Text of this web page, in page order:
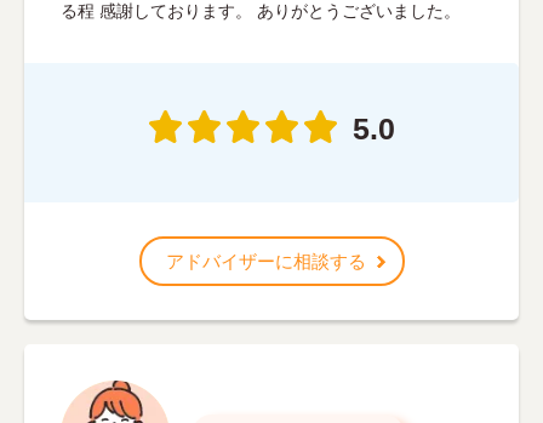
る程 感謝しております。 ありがとうございました。
5.0
アドバイザーに相談する